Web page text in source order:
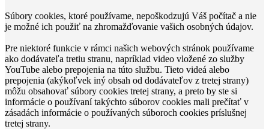
Súbory cookies, ktoré používame, nepoškodzujú Váš počítač a nie
je možné ich použiť na zhromažďovanie vašich osobných údajov.
Pre niektoré funkcie v rámci našich webových stránok používame
ako dodávateľa tretiu stranu, napríklad video vložené zo služby
YouTube alebo prepojenia na túto službu. Tieto videá alebo
prepojenia (akýkoľvek iný obsah od dodávateľov z tretej strany)
môžu obsahovať súbory cookies tretej strany, a preto by ste si
informácie o používaní takýchto súborov cookies mali prečítať v
zásadách informácie o používaných súboroch cookies príslušnej
tretej strany.